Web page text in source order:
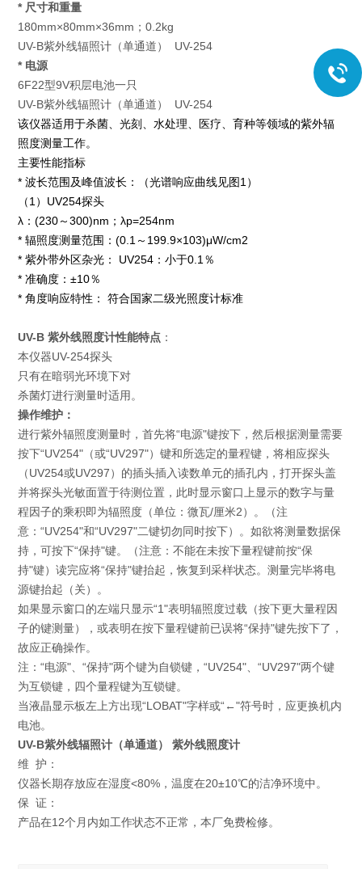
* 尺寸和重量
180mm×80mm×36mm；0.2kg
UV-B紫外线辐照计（单通道） UV-254
* 电源
6F22型9V积层电池一只
UV-B紫外线辐照计（单通道） UV-254
该仪器适用于杀菌、光刻、水处理、医疗、育种等领域的紫外辐
照度测量工作。
主要性能指标
* 波长范围及峰值波长：（光谱响应曲线见图1）
（1）UV254探头
λ：(230～300)nm；λp=254nm
* 辐照度测量范围：(0.1～199.9×103)μW/cm2
* 紫外带外区杂光： UV254：小于0.1％
* 准确度：±10％
* 角度响应特性： 符合国家二级光照度计标准
UV-B 紫外线照度计性能特点 ：
本仪器UV-254探头
只有在暗弱光环境下对
杀菌灯进行测量时适用。
操作维护：
进行紫外辐照度测量时，首先将“电源"键按下，然后根据测量需要
按下“UV254"（或“UV297"）键和所选定的量程键，将相应探头
（UV254或UV297）的插头插入读数单元的插孔内，打开探头盖
并将探头光敏面置于待测位置，此时显示窗口上显示的数字与量
程因子的乘积即为辐照度（单位：微瓦/厘米2）。（注
意：“UV254"和“UV297"二键切勿同时按下）。如欲将测量数据保
持，可按下“保持"键。（注意：不能在未按下量程键前按“保
持"键）读完应将“保持"键抬起，恢复到采样状态。测量完毕将电
源键抬起（关）。
如果显示窗口的左端只显示“1"表明辐照度过载（按下更大量程因
子的键测量），或表明在按下量程键前已误将“保持"键先按下了，
故应正确操作。
注：“电源"、“保持"两个键为自锁键，“UV254"、“UV297"两个键
为互锁键，四个量程键为互锁键。
当液晶显示板左上方出现“LOBAT"字样或“←"符号时，应更换机内
电池。
UV-B紫外线辐照计（单通道） 紫外线照度计
维 护：
仪器长期存放应在湿度<80%，温度在20±10℃的洁净环境中。
保 证：
产品在12个月内如工作状态不正常，本厂免费检修。